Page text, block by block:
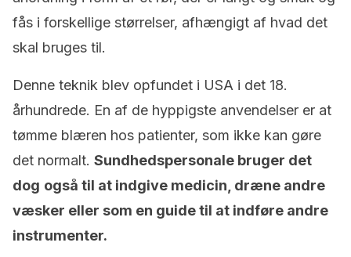
fås i forskellige størrelser, afhængigt af hvad det
skal bruges til.
Denne teknik blev opfundet i USA i det 18.
århundrede. En af de hyppigste anvendelser er at
tømme blæren hos patienter, som ikke kan gøre
det normalt. Sundhedspersonale bruger det
dog også til at indgive medicin, dræne andre
væsker eller som en guide til at indføre andre
instrumenter.